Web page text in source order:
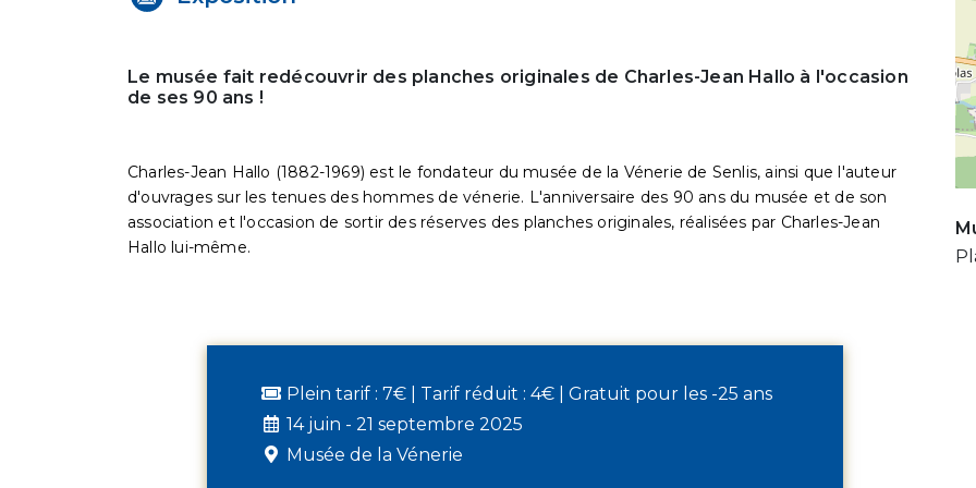
Le musée fait redécouvrir des planches originales de Charles-Jean Hallo à l'occasion
de ses 90 ans !
Charles-Jean Hallo (1882-1969) est le fondateur du musée de la Vénerie de Senlis, ainsi que l'auteur
d'ouvrages sur les tenues des hommes de vénerie. L'anniversaire des 90 ans du musée et de son
association et l'occasion de sortir des réserves des planches originales, réalisées par Charles-Jean
Hallo lui-même.
Plein tarif : 7€ | Tarif réduit : 4€ | Gratuit pour les -25 ans
14 juin - 21 septembre 2025
Musée de la Vénerie